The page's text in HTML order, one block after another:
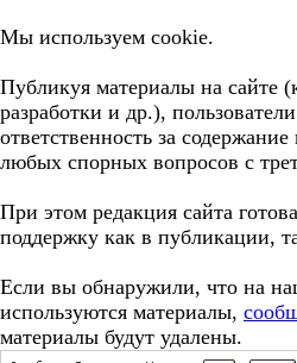
Мы используем cookie.
Публикуя материалы на сайте
разработки и др.),
ответственность за
любых спорных вопросов с
При этом редакция сайта
поддержку как в публикации,
Если вы обнаружили, что на
используются материалы,
материалы будут удалены.